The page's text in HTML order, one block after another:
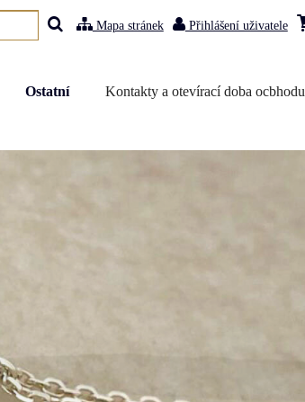
Mapa stránek Přihlášení uživatele
Ostatní Kontakty a otevírací doba ocbhodu